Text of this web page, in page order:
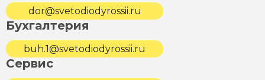
dor@svetodiodyrossii.ru
Бухгалтерия
buh.1@svetodiodyrossii.ru
Сервис